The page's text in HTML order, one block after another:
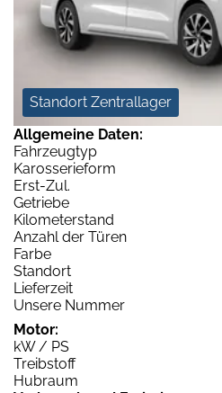
Standort Zentrallager
Allgemeine Daten:
Fahrzeugtyp
Karosserieform
Erst-Zul.
Getriebe
Kilometerstand
Anzahl der Türen
Farbe
Standort
Lieferzeit
Unsere Nummer
Motor:
kW / PS
Treibstoff
Hubraum